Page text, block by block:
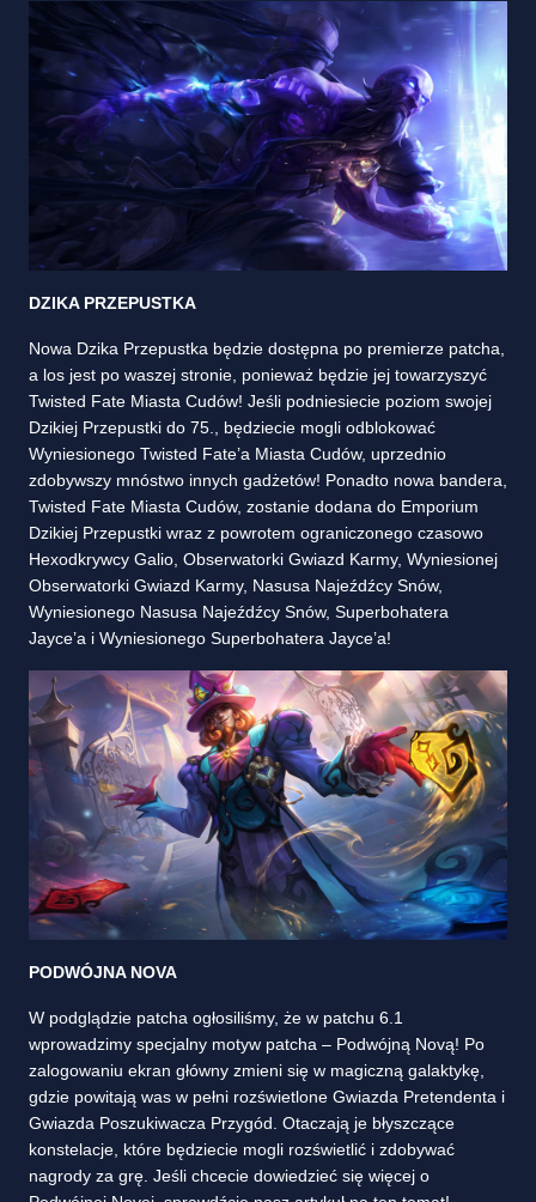
DZIKA PRZEPUSTKA
Nowa Dzika Przepustka będzie dostępna po premierze patcha,
a los jest po waszej stronie, ponieważ będzie jej towarzyszyć
Twisted Fate Miasta Cudów! Jeśli podniesiecie poziom swojej
Dzikiej Przepustki do 75., będziecie mogli odblokować
Wyniesionego Twisted Fate’a Miasta Cudów, uprzednio
zdobywszy mnóstwo innych gadżetów! Ponadto nowa bandera,
Twisted Fate Miasta Cudów, zostanie dodana do Emporium
Dzikiej Przepustki wraz z powrotem ograniczonego czasowo
Hexodkrywcy Galio, Obserwatorki Gwiazd Karmy, Wyniesionej
Obserwatorki Gwiazd Karmy, Nasusa Najeźdźcy Snów,
Wyniesionego Nasusa Najeźdźcy Snów, Superbohatera
Jayce’a i Wyniesionego Superbohatera Jayce’a!
PODWÓJNA NOVA
W podglądzie patcha ogłosiliśmy, że w patchu 6.1
wprowadzimy specjalny motyw patcha – Podwójną Novą! Po
zalogowaniu ekran główny zmieni się w magiczną galaktykę,
gdzie powitają was w pełni rozświetlone Gwiazda Pretendenta i
Gwiazda Poszukiwacza Przygód. Otaczają je błyszczące
konstelacje, które będziecie mogli rozświetlić i zdobywać
nagrody za grę. Jeśli chcecie dowiedzieć się więcej o